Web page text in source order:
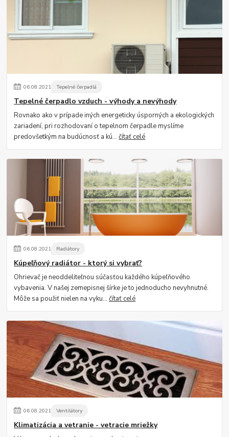
06.08.2021 Tepelné čerpadlá
Tepelné čerpadlo vzduch - výhody a nevýhody
Rovnako ako v prípade iných energeticky úsporných a ekologických
zariadení, pri rozhodovaní o tepelnom čerpadle myslíme
predovšetkým na budúcnosť a kú...čítať celé
06.08.2021 Radiátory
Kúpeľňový radiátor - ktorý si vybrať?
Ohrievač je neoddeliteľnou súčasťou každého kúpeľňového
vybavenia. V našej zemepisnej šírke je to jednoducho nevyhnutné.
Môže sa použiť nielen na vyku...čítať celé
06.08.2021 Ventilátory
Klimatizácia a vetranie - vetracie mriežky